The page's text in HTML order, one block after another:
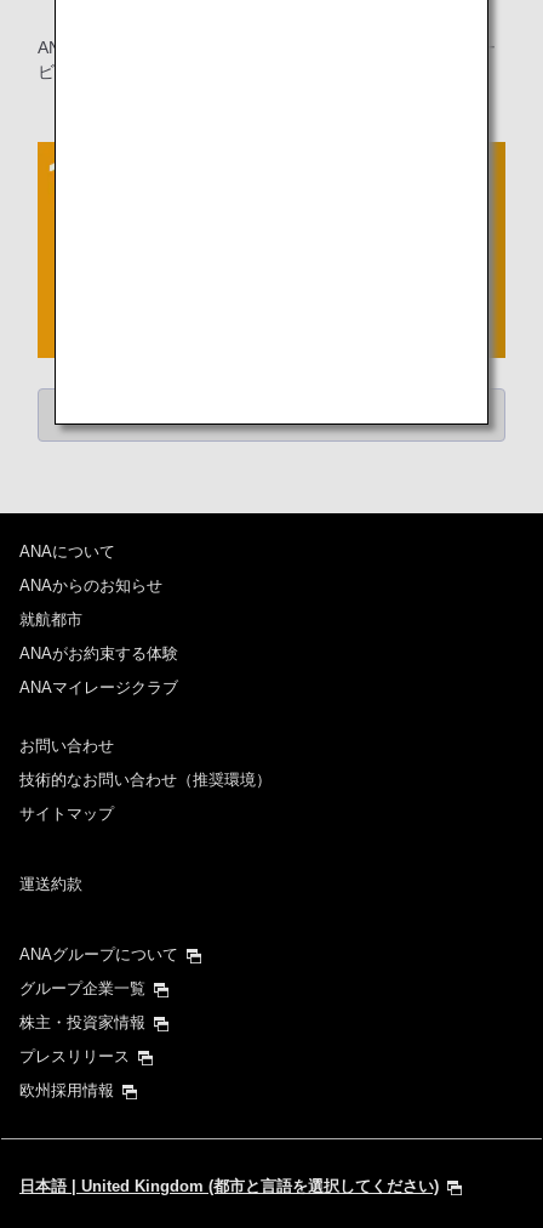
ANAグループは今後もより一層、環境に配慮した商品やサー
ビスの提供に努めて参ります。
ANAについて
ANAからのお知らせ
就航都市
ANAがお約束する体験
ANAマイレージクラブ
お問い合わせ
技術的なお問い合わせ（推奨環境）
サイトマップ
運送約款
ANAグループについて
グループ企業一覧
株主・投資家情報
プレスリリース
欧州採用情報
日本語 | United Kingdom (都市と言語を選択してください)